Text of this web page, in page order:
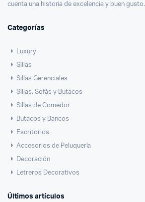
cuenta una historia de excelencia y buen gusto.
Categorías
Luxury
Sillas
Sillas Gerenciales
Sillas, Sofás y Butacos
Sillas de Comedor
Butacos y Bancos
Escritorios
Accesorios de Peluquería
Decoración
Letreros Decorativos
Últimos artículos